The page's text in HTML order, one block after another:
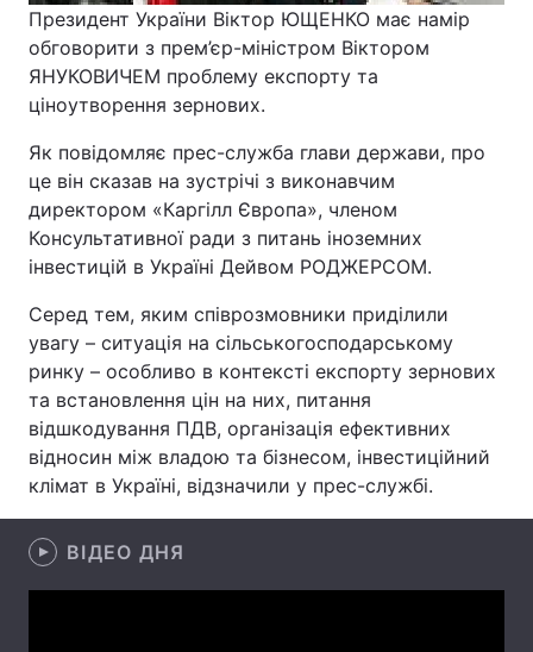
Головна
Україна Політика
Економіка Світ
Спорт Наука
Техно і зв'язок Лайт
Зброя Інциденти
Туризм
Цікавинки Погода
Екологія Регіони
Лонгріди
Президент України Віктор ЮЩЕНКО має намір
обговорити з прем’єр-міністром Віктором
ЯНУКОВИЧЕМ проблему експорту та
ціноутворення зернових.
Як повідомляє прес-служба глави держави, про
це він сказав на зустрічі з виконавчим
директором «Каргілл Європа», членом
Консультативної ради з питань іноземних
інвестицій в Україні Дейвом РОДЖЕРСОМ.
Серед тем, яким співрозмовники приділили
увагу – ситуація на сільськогосподарському
ринку – особливо в контексті експорту зернових
та встановлення цін на них, питання
відшкодування ПДВ, організація ефективних
відносин між владою та бізнесом, інвестиційний
клімат в Україні, відзначили у прес-службі.
ВІДЕО ДНЯ